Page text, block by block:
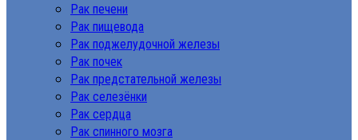
Рак печени
Рак пищевода
Рак поджелудочной железы
Рак почек
Рак предстательной железы
Рак селезёнки
Рак сердца
Рак спинного мозга